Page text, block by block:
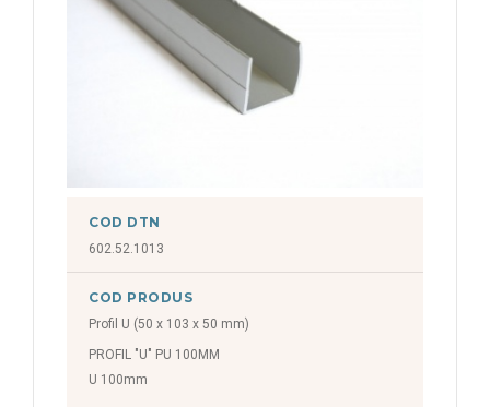
COD DTN
602.52.1013
COD PRODUS
Profil U (50 x 103 x 50 mm)
PROFIL "U" PU 100MM
U 100mm